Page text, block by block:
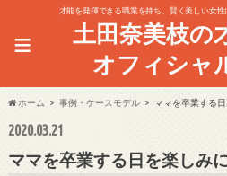
才能を発揮できる職業を持ち、賢く美しい女
土田奈美枝の
オフィシャ
≡
ホーム 事例・ケースモデル ママを卒業する
2020.03.21
ママを卒業する日を楽しみ